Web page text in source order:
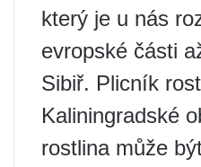
který je u nás
evropské části
Sibiř. Plicník
Kaliningradské
rostlina může